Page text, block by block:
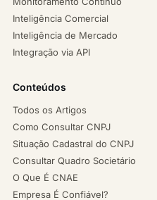
Inteligência Comercial
Inteligência de Mercado
Integração via API
Conteúdos
Todos os Artigos
Como Consultar CNPJ
Situação Cadastral do CNPJ
Consultar Quadro Societário
O Que É CNAE
Empresa É Confiável?